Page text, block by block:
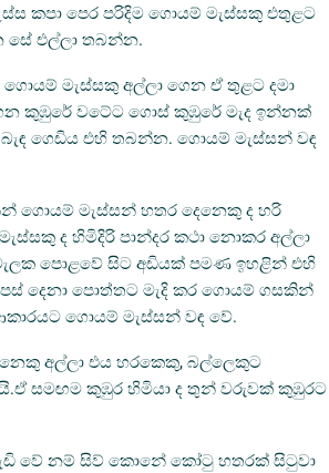
කපා පෙර පරිදිම ගොයම් මැස්සකු එතුළට
සේ එල්ලා තබන්න.
මැස්සකු අල්ලා ගෙන ඒ තුළට දමා
කුඹුරේ වටේට ගොස් කුඹුරේ මැද ඉන්නක්
ගෙඩිය එහි තබන්න. ගොයම් මැස්සන් වඳ
ගොයම් මැස්සන් හතර දෙනෙකු ද හරි
ද හිමිදිරි පාන්දර කථා නොකර අල්ලා
පොළවේ සිට අඩියක් පමණ ඉහළින් එහි
දෙනා පොත්තට මැදි කර ගොයම් ගසකින්
ගොයම් මැස්සන් වඳ වේ.
අල්ලා එය හරකෙකු, බල්ලෙකුට
සමඟම කුඹුර හිමියා ද තුන් වරුවක් කුඹුරට
වේ නම් සිව් කොනේ කෝටු හතරක් සිටුවා